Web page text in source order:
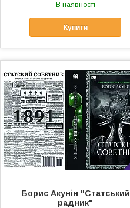
В наявності
Купити
Борис Акунін "Статський
радник"